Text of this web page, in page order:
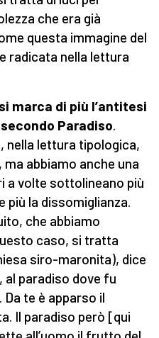
che era già
questa immagine del
radicata nella lettura
marca di più l’antitesi
Paradiso.
nella lettura tipologica,
abbiamo anche una
a volte sottolineano più
più la dissomiglianza.
che abbiamo
caso, si tratta
siro-maronita), dice
al paradiso dove fu
Da te è apparso il
Il paradiso però [qui